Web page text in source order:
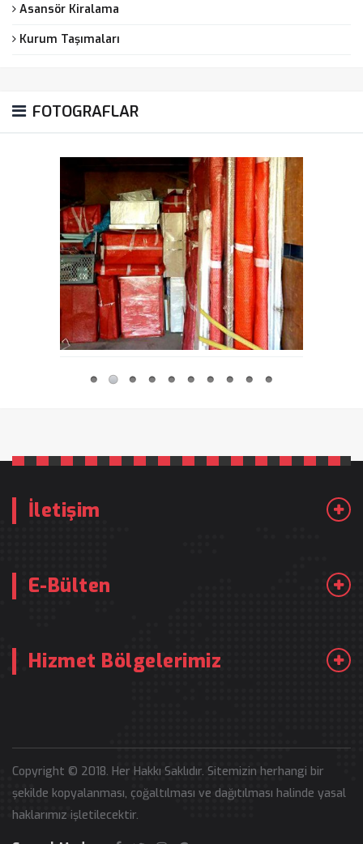
Asansör Kiralama
Kurum Taşımaları
FOTOGRAFLAR
İletişim
E-Bülten
Hizmet Bölgelerimiz
Copyright © 2018. Her Hakkı Saklıdır. Sitemizin herhangi bir
şekilde kopyalanması, çoğaltılması ve dağıtılması halinde yasal
haklarımız işletilecektir.